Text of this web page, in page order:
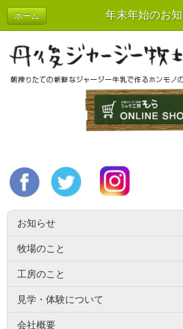
ホーム
お知らせ
牧場のこと
工房のこと
見学・体験について
会社概要